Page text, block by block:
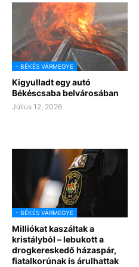
- BÉKÉS VÁRMEGYE
Kigyulladt egy autó
Békéscsaba belvárosában
Július 12, 2026
- BÉKÉS VÁRMEGYE
Milliókat kaszáltak a
kristályból – lebukott a
drogkereskedő házaspár,
fiatalkorúnak is árulhattak